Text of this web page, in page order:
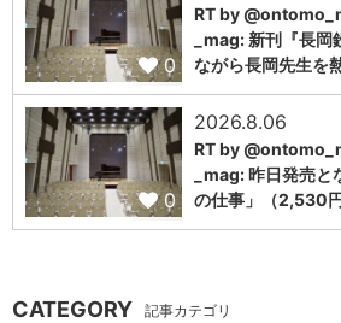
0
RT by
_mag: 新刊『長
ながら長岡先生を
0
2026.8.06
RT by
_mag: 昨日発売
の仕事」（2,530
CATEGORY 記事カテゴリ